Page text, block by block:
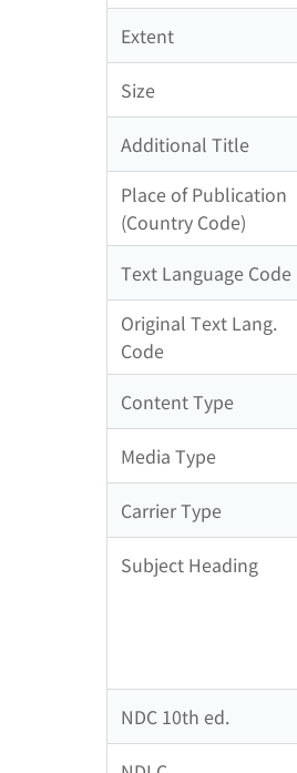
Extent
Size
Additional Title
Place of Publication
(Country Code)
Text Language Code
Original Text Lang.
Code
Content Type
Media Type
Carrier Type
Subject Heading
NDC 10th ed.